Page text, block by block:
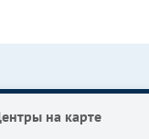
на карте